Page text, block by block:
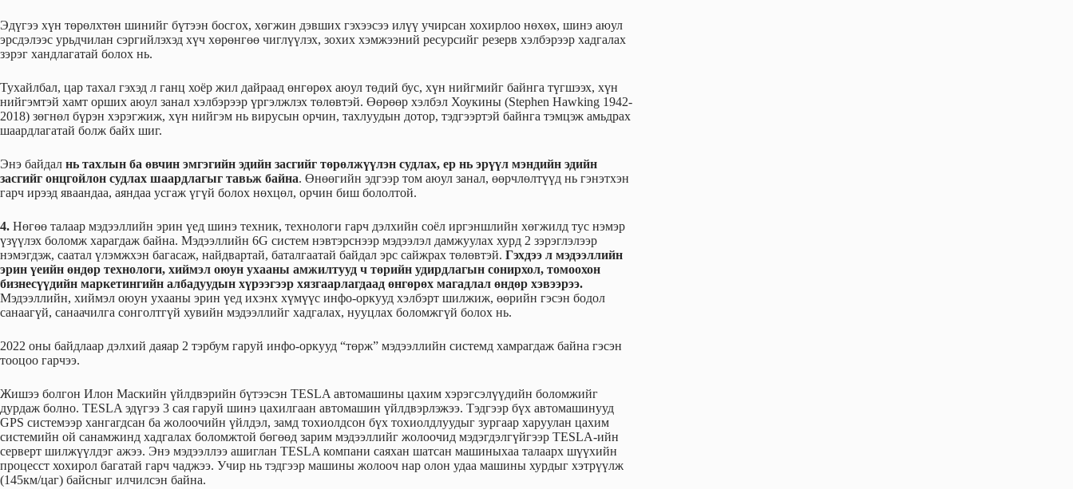
Эдүгээ хүн төрөлхтөн шинийг бүтээн босгох, хөгжин дэвших гэхээсээ илүү учирсан хохирлоо нөхөх, шинэ аюул
эрсдэлээс урьдчилан сэргийлэхэд хүч хөрөнгөө чиглүүлэх, зохих хэмжээний ресурсийг резерв хэлбэрээр хадгалах
зэрэг хандлагатай болох нь.
Тухайлбал, цар тахал гэхэд л ганц хоёр жил дайраад өнгөрөх аюул төдий бус, хүн нийгмийг байнга түгшээх, хүн
нийгэмтэй хамт орших аюул занал хэлбэрээр үргэлжлэх төлөвтэй. Өөрөөр хэлбэл Хоукины (Stephen Hawking 1942-
2018) зөгнөл бүрэн хэрэгжиж, хүн нийгэм нь вирусын орчин, тахлуудын дотор, тэдгээртэй байнга тэмцэж амьдрах
шаардлагатай болж байх шиг.
Энэ байдал нь тахлын ба өвчин эмгэгийн эдийн засгийг төрөлжүүлэн судлах, ер нь эрүүл мэндийн эдийн
засгийг онцгойлон судлах шаардлагыг тавьж байна. Өнөөгийн эдгээр том аюул занал, өөрчлөлтүүд нь гэнэтхэн
гарч ирээд яваандаа, аяндаа усгаж үгүй болох нөхцөл, орчин биш бололтой.
4. Нөгөө талаар мэдээллийн эрин үед шинэ техник, технологи гарч дэлхийн соёл иргэншлийн хөгжилд тус нэмэр
үзүүлэх боломж харагдаж байна. Мэдээллийн 6G систем нэвтэрснээр мэдээлэл дамжуулах хурд 2 зэрэглэлээр
нэмэгдэж, саатал үлэмжхэн багасаж, найдвартай, баталгаатай байдал эрс сайжрах төлөвтэй. Гэхдээ л мэдээллийн
эрин үеийн өндөр технологи, хиймэл оюун ухааны амжилтууд ч төрийн удирдлагын сонирхол, томоохон
бизнесүүдийн маркетингийн албадуудын хүрээгээр хязгаарлагдаад өнгөрөх магадлал өндөр хэвээрээ.
Мэдээллийн, хиймэл оюун ухааны эрин үед ихэнх хүмүүс инфо-оркууд хэлбэрт шилжиж, өөрийн гэсэн бодол
санаагүй, санаачилга сонголтгүй хувийн мэдээллийг хадгалах, нууцлах боломжгүй болох нь.
2022 оны байдлаар дэлхий даяар 2 тэрбум гаруй инфо-оркууд “төрж” мэдээллийн системд хамрагдаж байна гэсэн
тооцоо гарчээ.
Жишээ болгон Илон Маскийн үйлдвэрийн бүтээсэн TESLA автомашины цахим хэрэгсэлүүдийн боломжийг
дурдаж болно. TESLA эдүгээ 3 сая гаруй шинэ цахилгаан автомашин үйлдвэрлэжээ. Тэдгээр бүх автомашинууд
GPS системээр хангагдсан ба жолоочийн үйлдэл, замд тохиолдсон бүх тохиолдлуудыг зургаар харуулан цахим
системийн ой санамжинд хадгалах боломжтой бөгөөд зарим мэдээллийг жолоочид мэдэгдэлгүйгээр TESLA-ийн
серверт шилжүүлдэг ажээ. Энэ мэдээллээ ашиглан TESLA компани саяхан шатсан машиныхаа талаарх шүүхийн
процесст хохирол багатай гарч чаджээ. Учир нь тэдгээр машины жолооч нар олон удаа машины хурдыг хэтрүүлж
(145км/цаг) байсныг илчилсэн байна.